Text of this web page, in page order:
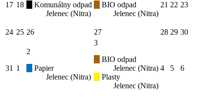
17 18
Komunálny odpad
Jelenec (Nitra)
BIO odpad
Jelenec (Nitra)
21 22 23
24 25 26 27 28 29 30
31 1
2
Papier
Jelenec (Nitra)
3
BIO odpad
Jelenec (Nitra)
Plasty
Jelenec (Nitra)
4 5 6